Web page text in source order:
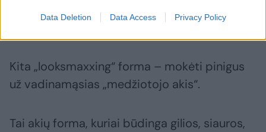
Data Deletion Data Access Privacy Policy
būklę, kai jau būsite rimtai susižaloję“, –
įspėjo dr. J. Rosenbergas.
Kita „looksmaxxing“ forma – mokėti pinigus
už vadinamąsias „medžiotojo akis“.
Tai akių forma, kuriai būdinga gilios, siauros,